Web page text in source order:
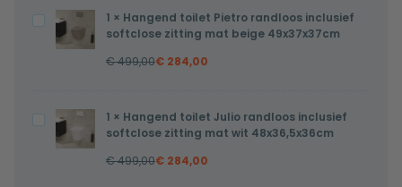
wit
49x37x37cm
inclusief
softclose
zitting
49x37x37cm
Hangend
toilet
inclusief
softclose
zitting
1 × Hangend toilet Pietro randloos inclusief
softclose zitting mat beige 49x37x37cm
€499,00€ 284,00
Hangend
toilet
1 × Hangend toilet Julio randloos inclusief
softclose zitting mat wit 48x36,5x36cm
€499,00€ 284,00